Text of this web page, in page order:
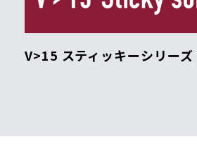
V>15 スティッキーシリーズ